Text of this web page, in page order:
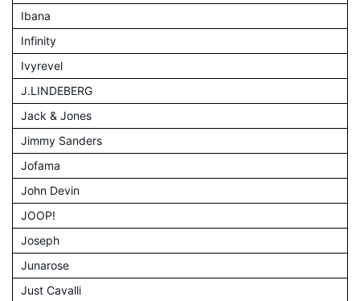
Ibana
Infinity
Ivyrevel
J.LINDEBERG
Jack & Jones
Jimmy Sanders
Jofama
John Devin
JOOP!
Joseph
Junarose
Just Cavalli